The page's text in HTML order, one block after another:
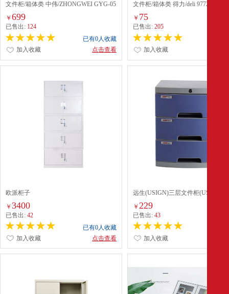
文件柜/箱体类 中伟/ZHONGWEI GYG-05
白色 白色
￥ 699
已售出: 124
已有0人收藏
点击查看
加入收藏
文件柜/箱体类 得力/deli 9772
￥ 75
已售出:205
加入收藏
欧派柜子
￥ 3400
已售出: 42
已有0人收藏
点击查看
加入收藏
远生(USIGN)三层文件柜(US-1K)
￥ 229
已售出:43
加入收藏